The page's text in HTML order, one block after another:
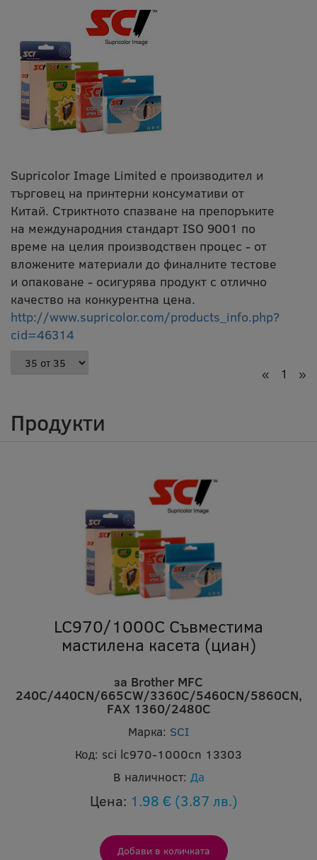
Supricolor Image Limited е производител и
търговец на принтерни консумативи от
Китай. Стриктното спазване на препоръките
на международния стандарт ISO 9001 по
време на целия производствен процес - от
вложените материали до финалните тестове
и опаковане - осигурява продукт с отлично
качество на конкурентна цена.
http://www.supricolor.com/products_info.php?
cid=46314
« 1 »
Продукти
LC970/1000C Съвместима
мастилена касета (циан)
за Brother MFC
240C/440CN/665CW/3360C/5460CN/5860CN,
FAX 1360/2480C
Марка: SCI
Код: sci lc970-1000cn 13303
В наличност: Да
Цена: 1.98 € (3.87 лв.)